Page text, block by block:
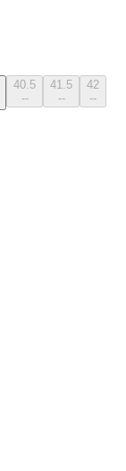
40.5
--
41.5
--
42
--